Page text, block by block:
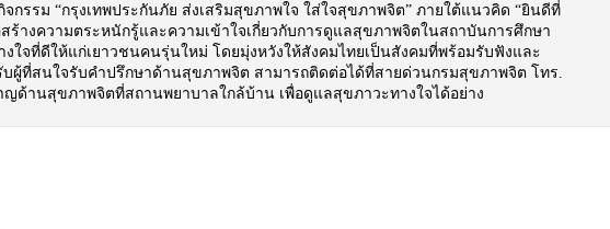
กรรม “กรุงเทพประกันภัย ส่งเสริมสุขภาพใจ ใส่ใจสุขภาพจิต” ภายใต้แนวคิด “ยินดีที่
สร้างความตระหนักรู้และความเข้าใจเกี่ยวกับการดูแลสุขภาพจิตในสถาบันการศึกษา
งใจที่ดีให้แก่เยาวชนคนรุ่นใหม่ โดยมุ่งหวังให้สังคมไทยเป็นสังคมที่พร้อมรับฟังและ
บผู้ที่สนใจรับคำปรึกษาด้านสุขภาพจิต สามารถติดต่อได้ที่สายด่วนกรมสุขภาพจิต โทร.
ญด้านสุขภาพจิตที่สถานพยาบาลใกล้บ้าน เพื่อดูแลสุขภาวะทางใจได้อย่าง